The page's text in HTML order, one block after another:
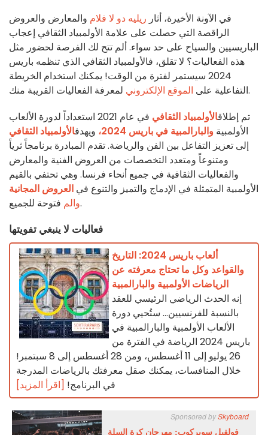
في الآونة الأخيرة، أثار ريليه دو لا فلام والمعارض والعروض
الراقصة التي حصلت على علامة الأولمبياد الثقافي إعجاب
الباريسيين والسياح على حد سواء. ألم تتح لك الفرصة لحضور مثل
هذه الفعاليات؟ لا تقلق، فالأولمبياد الثقافي الذي تنظمه باريس
2024 سيستمر لفترة من الوقت! يمكنك استخدام الخريطة
التفاعلية على الموقع الإلكتروني
لمعرفة الفعاليات القريبة منك.
تم إطلاقالأولمبياد الثقافي
في عام 2021 استعداداً لدورة الألعاب
الأولمبية والبارالمبية في باريس 2024، ويهدفالأولمبياد الثقافي
إلى تعزيز التفاعل بين الفن والرياضة. تقدم المبادرة برنامجاً ثرياً
ومتنوعاً ومتعدد التخصصات من العروض الفنية والمعارض
والفعاليات الثقافية في جميع أنحاء فرنسا. وهي تحتفي بالقيم
الأولمبية المتمثلة في الإدماج والتميز والتنوع في العروض المجانية
والمفتوحة للجميع.
فعاليات لا ينبغي تفويتها
ألعاب باريس 2024: التاريخ
والقواعد وكل ما تحتاج معرفته عن
الرياضات الأولمبية والبارالمبية
إنه الحدث الرياضي الرئيسي للعقد
بالنسبة للفرنسيين... ستُحيي دورة
الألعاب الأولمبية والبارالمبية في
باريس 2024 الرياضة في الفترة من
26 يوليو إلى 11 أغسطس، ومن 28 أغسطس إلى 8 سبتمبر!
خلال المنافسات، يمكنك صقل معرفتك بالرياضات المدرجة
في البرنامج! [اقرأ المزيد]